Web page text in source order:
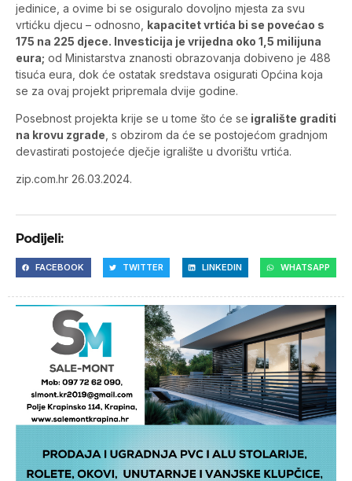
jedinice, a ovime bi se osiguralo dovoljno mjesta za svu
vrtićku djecu – odnosno, kapacitet vrtića bi se povećao s
175 na 225 djece. Investicija je vrijedna oko 1,5 milijuna
eura; od Ministarstva znanosti obrazovanja dobiveno je 488
tisuća eura, dok će ostatak sredstava osigurati Općina koja
se za ovaj projekt pripremala dvije godine.
Posebnost projekta krije se u tome što će se igralište graditi
na krovu zgrade , s obzirom da će se postojećom gradnjom
devastirati postojeće dječje igralište u dvorištu vrtića.
zip.com.hr 26.03.2024.
Podijeli:
FACEBOOK TWITTER LINKEDIN WHATSAPP